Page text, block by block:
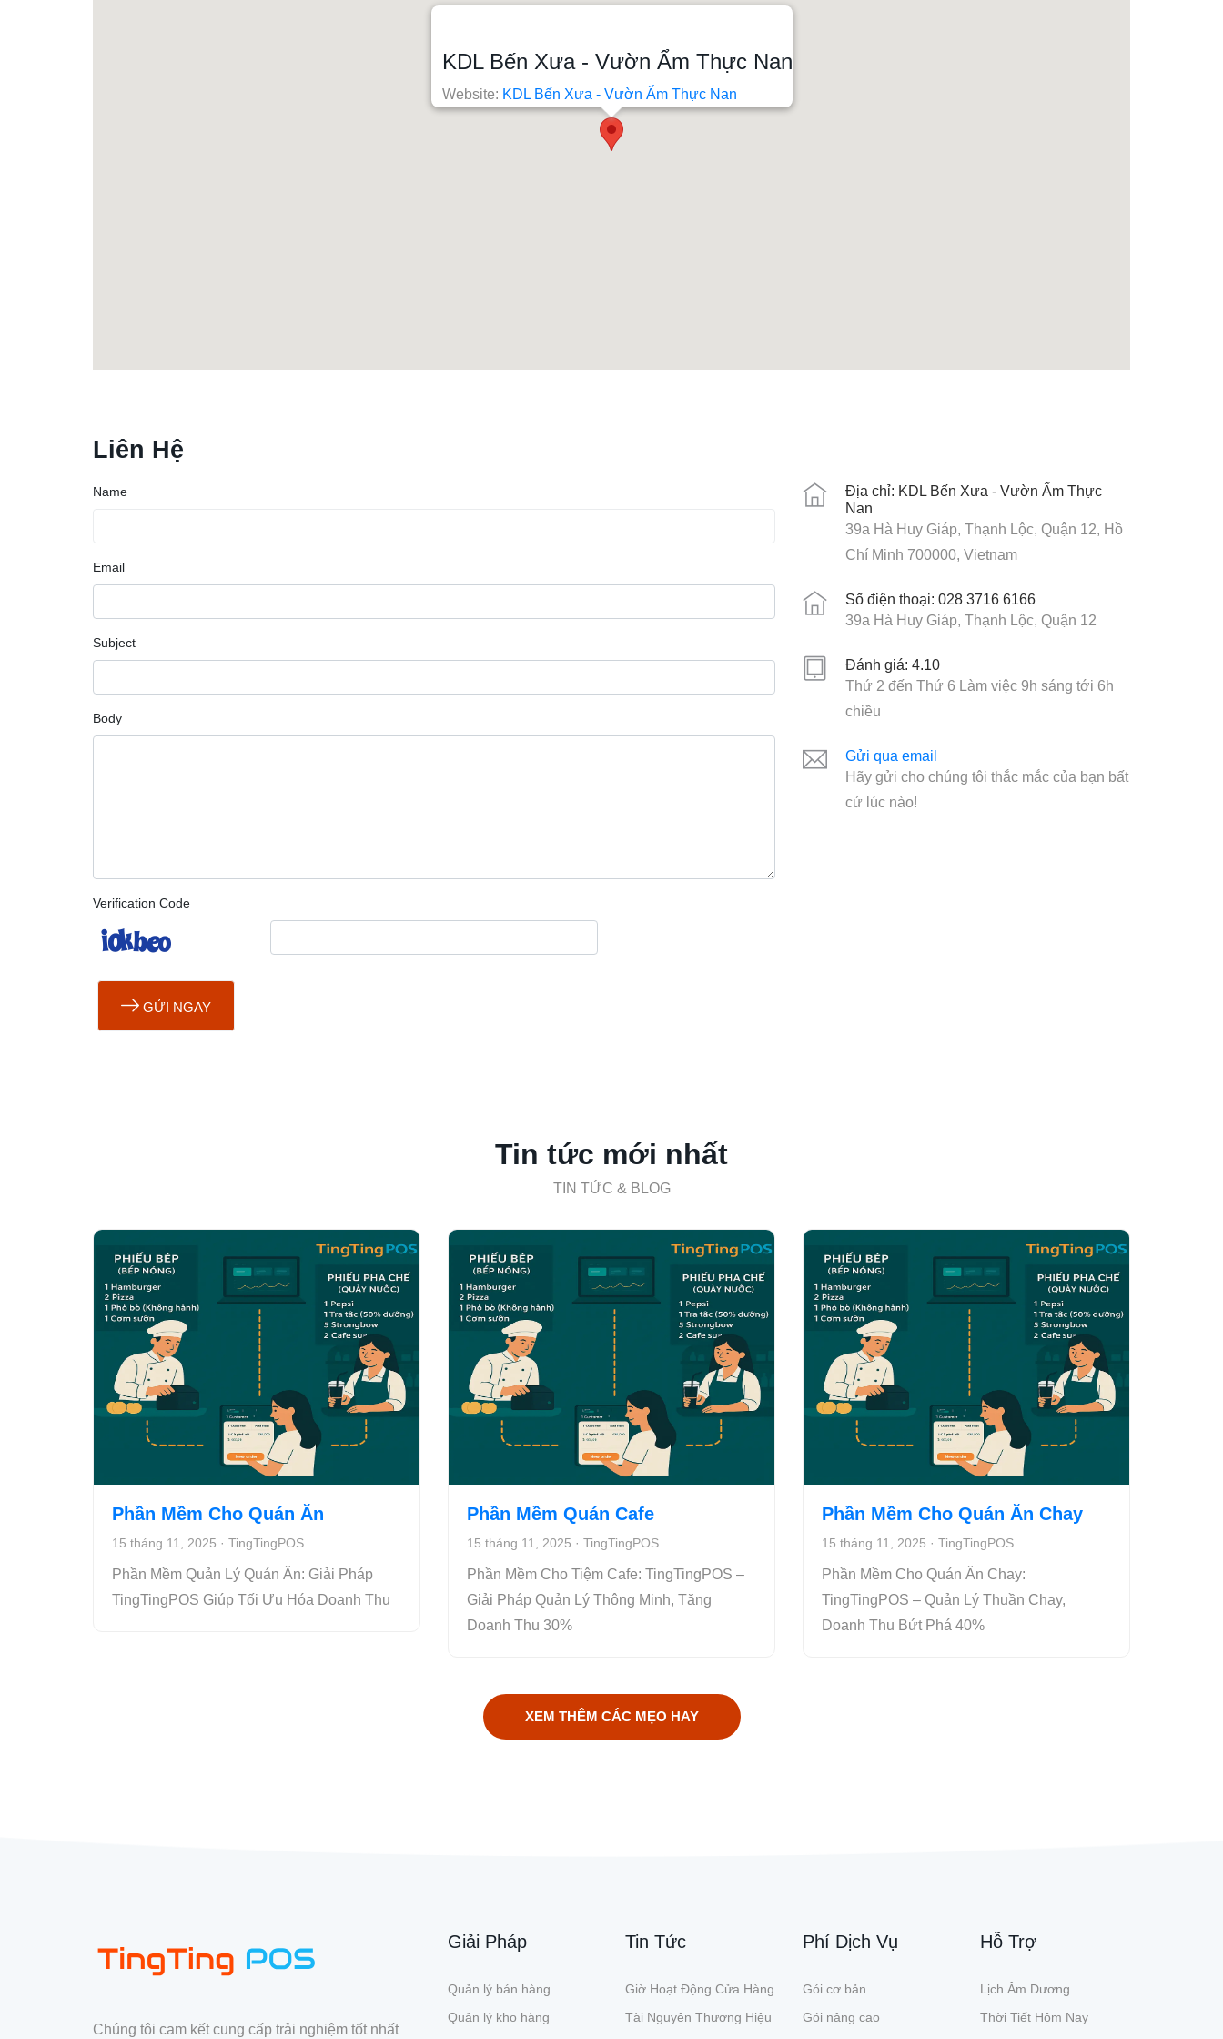
KDL Bến Xưa - Vườn Ẩm Thực Nan
Website: KDL Bến Xưa - Vườn Ẩm Thực Nan
Liên Hệ
Name
Email
Subject
Body
Verification Code
GỬI NGAY
Địa chỉ: KDL Bến Xưa - Vườn Ẩm Thực
Nan
39a Hà Huy Giáp, Thạnh Lộc, Quận 12, Hồ
Chí Minh 700000, Vietnam
Số điện thoại: 028 3716 6166
39a Hà Huy Giáp, Thạnh Lộc, Quận 12
Đánh giá: 4.10
Thứ 2 đến Thứ 6 Làm việc 9h sáng tới 6h
chiều
Gửi qua email
Hãy gửi cho chúng tôi thắc mắc của bạn bất
cứ lúc nào!
Tin tức mới nhất
TIN TỨC & BLOG
Phần Mềm Cho Quán Ăn
15 tháng 11, 2025 · TingTingPOS
Phần Mềm Quản Lý Quán Ăn: Giải Pháp
TingTingPOS Giúp Tối Ưu Hóa Doanh Thu
Phần Mềm Quán Cafe
15 tháng 11, 2025 · TingTingPOS
Phần Mềm Cho Tiệm Cafe: TingTingPOS –
Giải Pháp Quản Lý Thông Minh, Tăng
Doanh Thu 30%
Phần Mềm Cho Quán Ăn Chay
15 tháng 11, 2025 · TingTingPOS
Phần Mềm Cho Quán Ăn Chay:
TingTingPOS – Quản Lý Thuần Chay,
Doanh Thu Bứt Phá 40%
XEM THÊM CÁC MẸO HAY
Chúng tôi cam kết cung cấp trải nghiệm tốt nhất
Giải Pháp
Quản lý bán hàng
Quản lý kho hàng
Tin Tức
Giờ Hoạt Động Cửa Hàng
Tài Nguyên Thương Hiệu
Phí Dịch Vụ
Gói cơ bản
Gói nâng cao
Hỗ Trợ
Lịch Âm Dương
Thời Tiết Hôm Nay